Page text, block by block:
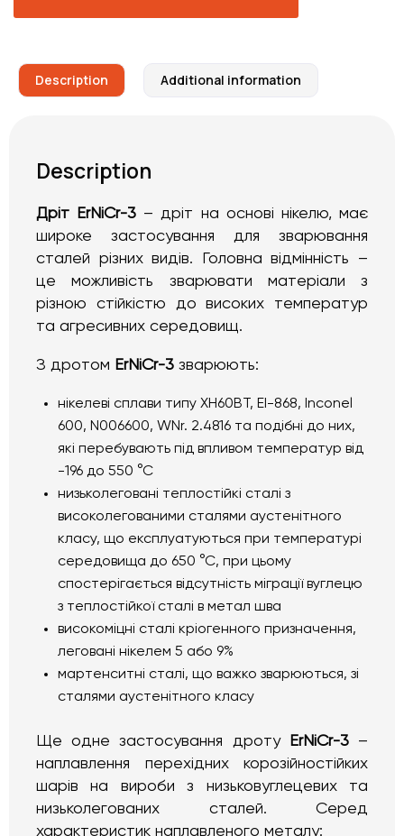
Description Additional information
Description
Дріт ErNiCr-3 – дріт на основі нікелю, має
широке застосування для зварювання
сталей різних видів. Головна відмінність –
це можливість зварювати матеріали з
різною стійкістю до високих температур
та агресивних середовищ.
З дротом ErNiCr-3 зварюють:
нікелеві сплави типу ХН60ВТ, ЕІ-868, Inconel
600, N006600, WNr. 2.4816 та подібні до них,
які перебувають під впливом температур від
-196 до 550 °С
низьколеговані теплостійкі сталі з
високолегованими сталями аустенітного
класу, що експлуатуються при температурі
середовища до 650 °С, при цьому
спостерігається відсутність міграції вуглецю
з теплостійкої сталі в метал шва
високоміцні сталі кріогенного призначення,
леговані нікелем 5 або 9%
мартенситні сталі, що важко зварюються, зі
сталями аустенітного класу
Ще одне застосування дроту ErNiCr-3–
наплавлення перехідних корозійностійких
шарів на вироби з низьковуглецевих та
низьколегованих сталей. Серед
характеристик наплавленого металу: